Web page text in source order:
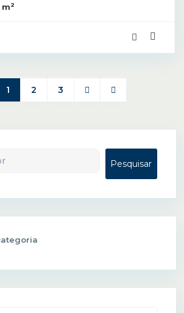
m2
1 2 3
Pesquisar